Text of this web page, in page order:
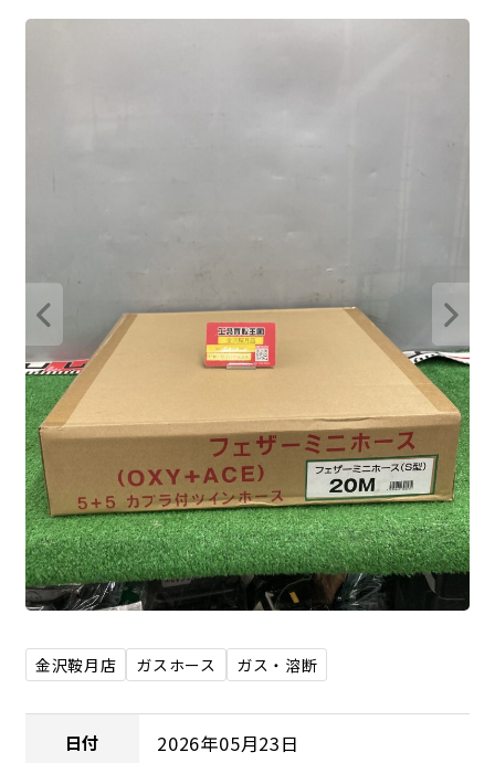
金沢鞍月店 ガスホース ガス・溶断
日付 2026年05月23日